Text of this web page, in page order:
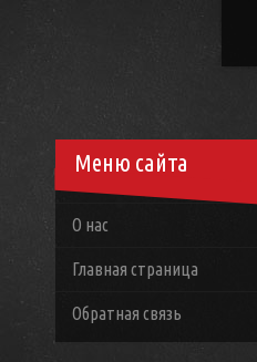
Меню сайта
О нас
Главная страница
Обратная связь